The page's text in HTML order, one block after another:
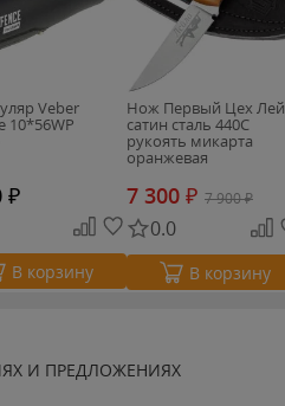
Veber
10*56WP
₽
В корзину
Нож Первый Цех
сатин сталь 440C
рукоять микарта
оранжевая
7 300 ₽ 7 900₽
0.0
В корзину
И ПРЕДЛОЖЕНИЯХ